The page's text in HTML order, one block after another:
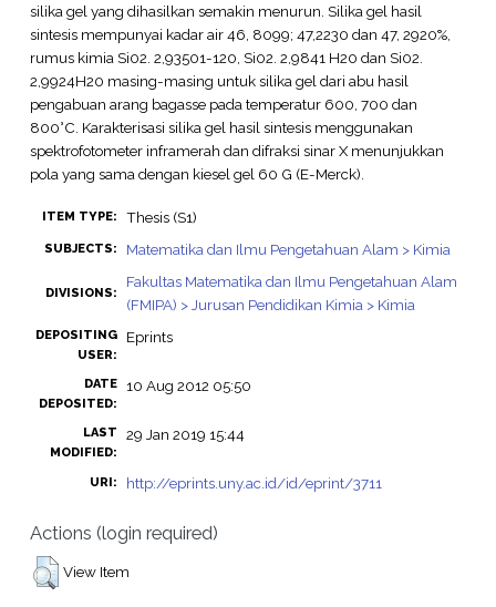
silika gel yang dihasilkan semakin menurun. Silika gel hasil
sintesis mempunyai kadar air 46, 8099; 47,2230 dan 47, 2920%,
rumus kimia Si02. 2,93501-120, Si02. 2,9841 H20 dan Si02.
2,9924H20 masing-masing untuk silika gel dari abu hasil
pengabuan arang bagasse pada temperatur 600, 700 dan
800°C. Karakterisasi silika gel hasil sintesis menggunakan
spektrofotometer inframerah dan difraksi sinar X menunjukkan
pola yang sama dengan kiesel gel 60 G (E-Merck).
ITEM TYPE: Thesis (S1)
SUBJECTS: Matematika dan Ilmu Pengetahuan Alam > Kimia
DIVISIONS:
Fakultas Matematika dan Ilmu Pengetahuan Alam
(FMIPA) > Jurusan Pendidikan Kimia > Kimia
DEPOSITING
USER:
Eprints
DATE
DEPOSITED:
10 Aug 2012 05:50
LAST
MODIFIED:
29 Jan 2019 15:44
URI: http://eprints.uny.ac.id/id/eprint/3711
Actions (login required)
View Item